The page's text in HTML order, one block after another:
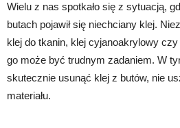
Wielu z nas spotkało się z sytuacją,
butach pojawił się niechciany klej.
klej do tkanin, klej cyjanoakrylowy
go może być trudnym zadaniem. W
skutecznie usunąć klej z butów, nie
materiału.